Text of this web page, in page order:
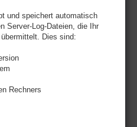
und speichert automatisch
Server-Log-Dateien, die Ihr
Dies sind:
Rechners